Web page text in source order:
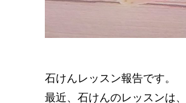
石けんレッスン報告です。
最近、石けんのレッスンは